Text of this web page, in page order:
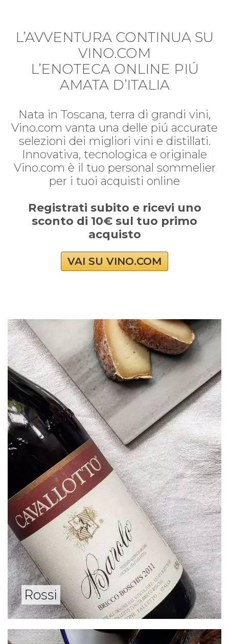
L’AVVENTURA CONTINUA SU
VINO.COM
L’ENOTECA ONLINE PIÚ
AMATA D’ITALIA
Nata in Toscana, terra di grandi vini,
Vino.com vanta una delle piú accurate
selezioni dei migliori vini e distillati.
Innovativa, tecnologica e originale
Vino.com è il tuo personal sommelier
per i tuoi acquisti online
Registrati subito e ricevi uno
sconto di 10€ sul tuo primo
acquisto
VAI SU VINO.COM
Rossi